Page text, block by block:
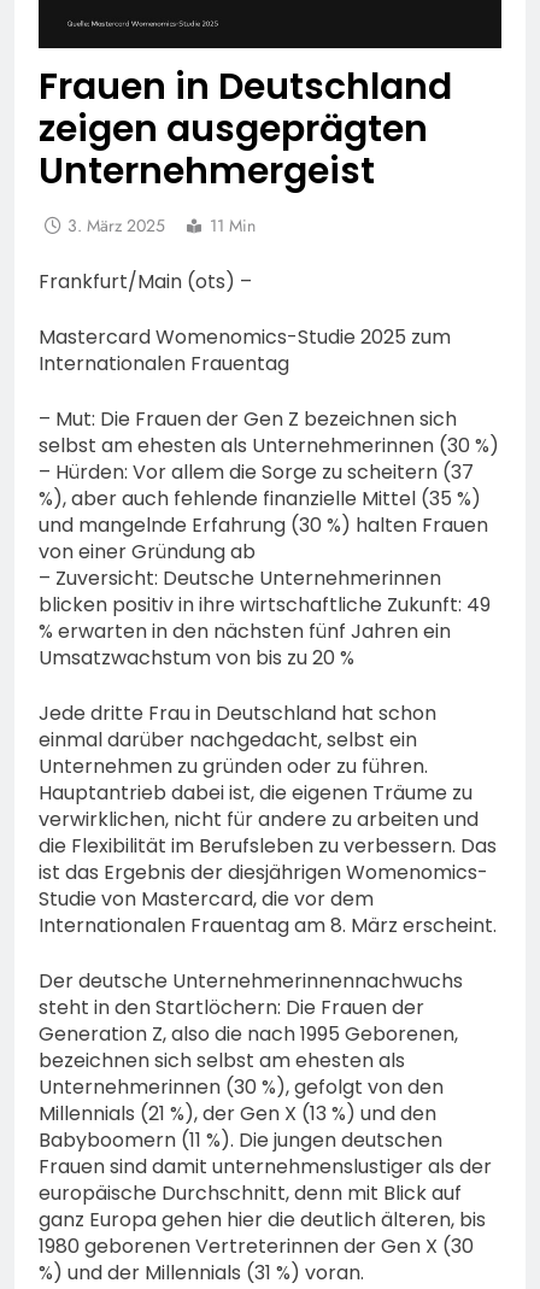
Frauen in Deutschland
zeigen ausgeprägten
Unternehmergeist
3. März 2025 11 Min
Frankfurt/Main (ots) –
Mastercard Womenomics-Studie 2025 zum
Internationalen Frauentag
– Mut: Die Frauen der Gen Z bezeichnen sich
selbst am ehesten als Unternehmerinnen (30 %)
– Hürden: Vor allem die Sorge zu scheitern (37
%), aber auch fehlende finanzielle Mittel (35 %)
und mangelnde Erfahrung (30 %) halten Frauen
von einer Gründung ab
– Zuversicht: Deutsche Unternehmerinnen
blicken positiv in ihre wirtschaftliche Zukunft: 49
% erwarten in den nächsten fünf Jahren ein
Umsatzwachstum von bis zu 20 %
Jede dritte Frau in Deutschland hat schon
einmal darüber nachgedacht, selbst ein
Unternehmen zu gründen oder zu führen.
Hauptantrieb dabei ist, die eigenen Träume zu
verwirklichen, nicht für andere zu arbeiten und
die Flexibilität im Berufsleben zu verbessern. Das
ist das Ergebnis der diesjährigen Womenomics-
Studie von Mastercard, die vor dem
Internationalen Frauentag am 8. März erscheint.
Der deutsche Unternehmerinnennachwuchs
steht in den Startlöchern: Die Frauen der
Generation Z, also die nach 1995 Geborenen,
bezeichnen sich selbst am ehesten als
Unternehmerinnen (30 %), gefolgt von den
Millennials (21 %), der Gen X (13 %) und den
Babyboomern (11 %). Die jungen deutschen
Frauen sind damit unternehmenslustiger als der
europäische Durchschnitt, denn mit Blick auf
ganz Europa gehen hier die deutlich älteren, bis
1980 geborenen Vertreterinnen der Gen X (30
%) und der Millennials (31 %) voran.